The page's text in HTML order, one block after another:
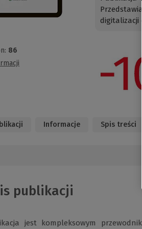
86
digitalizacji
Informacje Spis treści
publikacji
jest kompleksowym